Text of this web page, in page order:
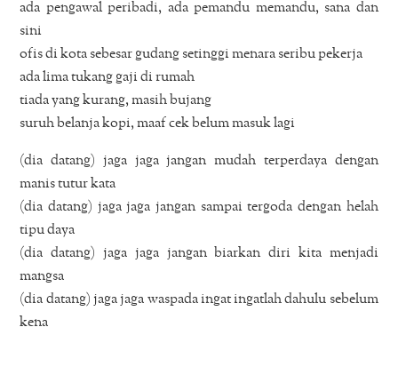
ada pengawal peribadi, ada pemandu memandu, sana dan
sini
ofis di kota sebesar gudang setinggi menara seribu pekerja
ada lima tukang gaji di rumah
tiada yang kurang, masih bujang
suruh belanja kopi, maaf cek belum masuk lagi
(dia datang) jaga jaga jangan mudah terperdaya dengan
manis tutur kata
(dia datang) jaga jaga jangan sampai tergoda dengan helah
tipu daya
(dia datang) jaga jaga jangan biarkan diri kita menjadi
mangsa
(dia datang) jaga jaga waspada ingat ingatlah dahulu sebelum
kena